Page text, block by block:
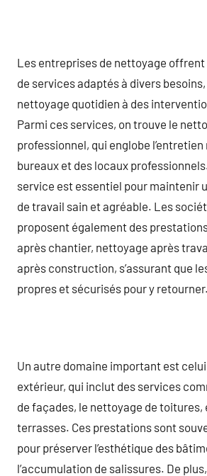
Les entreprises de nettoyage offrent
de services adaptés à divers
nettoyage quotidien à des
Parmi ces services, on trouve le
professionnel, qui englobe
bureaux et des locaux
service est essentiel pour maintenir
de travail sain et agréable. Les
proposent également des
après chantier, nettoyage après
après construction, s’assurant que
propres et sécurisés pour y retourner.
Un autre domaine important est
extérieur, qui inclut des services
de façades, le nettoyage de toitures,
terrasses. Ces prestations sont
pour préserver l’esthétique des
l’accumulation de salissures. De